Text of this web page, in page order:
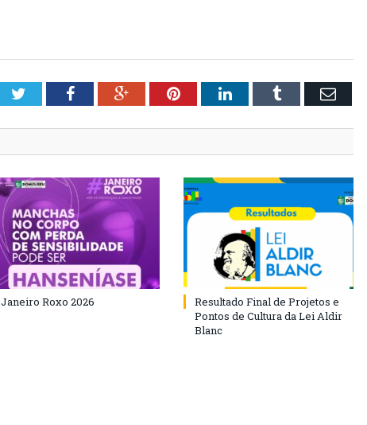
TwitterFacebookGoogle+PinterestLinkedInTumblr Email
Janeiro Roxo 2026
Resultado Final de Projetos e
Pontos de Cultura da Lei Aldir
Blanc